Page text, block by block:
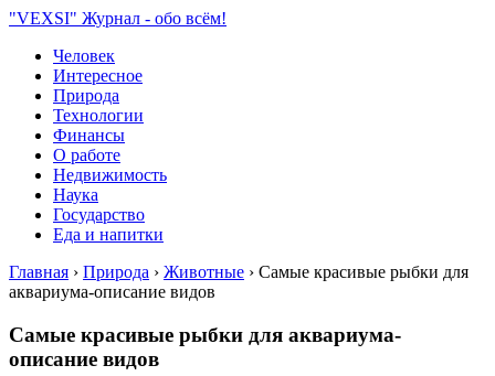
"VEXSI" Журнал - обо всём!
Человек
Интересное
Природа
Технологии
Финансы
О работе
Недвижимость
Наука
Государство
Еда и напитки
Главная › Природа › Животные › Самые красивые рыбки для
аквариума-описание видов
Самые красивые рыбки для аквариума-
описание видов